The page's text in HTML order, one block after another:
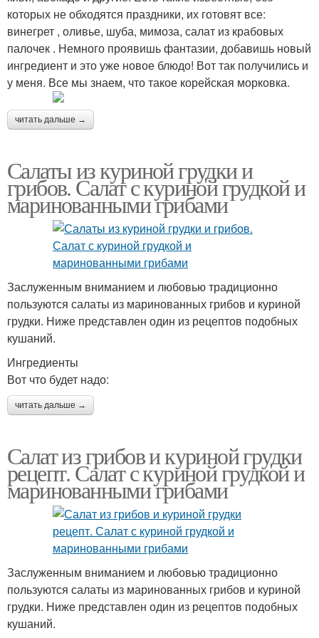
которых не обходятся праздники, их готовят все:
винегрет , оливье, шуба, мимоза, салат из крабовых
палочек . Немного проявишь фантазии, добавишь новый
ингредиент и это уже новое блюдо! Вот так получились и
у меня. Все мы знаем, что такое корейская морковка.
читать дальше →
Салаты из куриной грудки и
грибов. Салат с куриной грудкой и
маринованными грибами
Заслуженным вниманием и любовью традиционно
пользуются салаты из маринованных грибов и куриной
грудки. Ниже представлен один из рецептов подобных
кушаний.
Ингредиенты
Вот что будет надо:
читать дальше →
Салат из грибов и куриной грудки
рецепт. Салат с куриной грудкой и
маринованными грибами
Заслуженным вниманием и любовью традиционно
пользуются салаты из маринованных грибов и куриной
грудки. Ниже представлен один из рецептов подобных
кушаний.